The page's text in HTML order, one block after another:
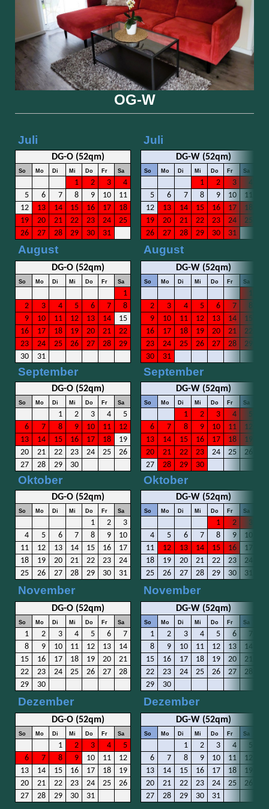
OG-W
Juli Juli
DG-O (52qm) DG-W (52qm)
So Mo Di Mi Do Fr Sa So Mo Di Mi Do Fr Sa
1 2 3 4 1 2 3
4
5
6 7 8 9 10 11 5 6 7 8 9 10
11
12
13 14 15 16 17 18 12 13 14 15 16 17
18
19
20 21 22 23 24 25 19 20 21 22 23 24
25
26
27 28 29 30 31 26 27 28 29 30 31
August August
DG-O (52qm) DG-W (52qm)
So Mo Di Mi Do Fr Sa So Mo Di Mi Do Fr Sa
1
1
2
3 4 5 6 7 8 2 3 4 5 6 7
8
9
10 11 12 13 14 15 9 10 11 12 13 14
15
16
17 18 19 20 21 22 16 17 18 19 20 21
22
23
24 25 26 27 28 29 23 24 25 26 27 28
29
30
31 30 31
September September
DG-O (52qm) DG-W (52qm)
So Mo Di Mi Do Fr Sa So Mo Di Mi Do Fr Sa
1 2 3 4 5 1 2 3 4
5
6
7 8 9 10 11 12 6 7 8 9 10 11
12
13
14 15 16 17 18 19 13 14 15 16 17 18
19
20
21 22 23 24 25 26 20 21 22 23 24 25
26
27
28 29 30 27 28 29 30
Oktober Oktober
DG-O (52qm) DG-W (52qm)
So Mo Di Mi Do Fr Sa So Mo Di Mi Do Fr Sa
1 2 3 1 2
3
4
5 6 7 8 9 10 4 5 6 7 8 9
10
11
12 13 14 15 16 17 11 12 13 14 15 16
17
18
19 20 21 22 23 24 18 19 20 21 22 23
24
25
26 27 28 29 30 31 25 26 27 28 29 30 31
November November
DG-O (52qm) DG-W (52qm)
So Mo Di Mi Do Fr Sa So Mo Di Mi Do Fr Sa
1 2 3 4 5 6 7 1 2 3 4 5 6
7
8
9 10 11 12 13 14 8 9 10 11 12 13
14
15
16 17 18 19 20 21 15 16 17 18 19 20
21
22
23 24 25 26 27 28 22 23 24 25 26 27
28
29
30 29 30
Dezember Dezember
DG-O (52qm) DG-W (52qm)
So Mo Di Mi Do Fr Sa So Mo Di Mi Do Fr Sa
1 2 3 4 5 1 2 3 4
5
6
7 8 9 10 11 12 6 7 8 9 10 11
12
13
14 15 16 17 18 19 13 14 15 16 17 18
19
20
21 22 23 24 25 26 20 21 22 23 24 25
26
27
28 29 30 31 27 28 29 30 31